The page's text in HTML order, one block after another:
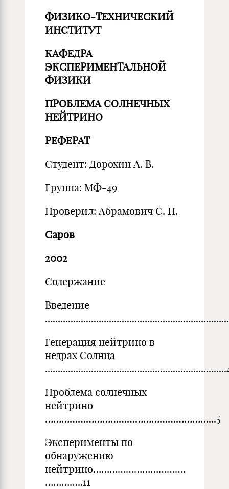
ФИЗИКО-ТЕХНИЧЕСКИЙ
ИНСТИТУТ
КАФЕДРА
ЭКСПЕРИМЕНТАЛЬНОЙ
ФИЗИКИ
ПРОБЛЕМА СОЛНЕЧНЫХ
НЕЙТРИНО
РЕФЕРАТ
Студент: Дорохин А. В.
Группа: МФ-49
Проверил: Абрамович С. Н.
Саров
2002
Содержание
Введение
Генерация нейтрино в
недрах Солнца
Проблема солнечных
нейтрино
……………………………………………………...5
Эксперименты по
обнаружению
нейтрино…………………………….
…………..11